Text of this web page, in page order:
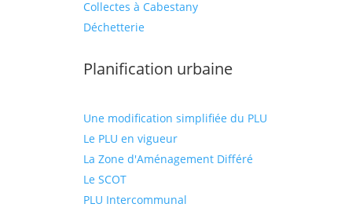
Collectes à Cabestany
Déchetterie
Planification urbaine
Une modification simplifiée du PLU
Le PLU en vigueur
La Zone d'Aménagement Différé
Le SCOT
PLU Intercommunal